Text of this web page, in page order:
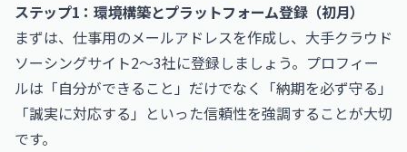
ステップ1：環境構築とプラットフォーム登録（初月）
まずは、仕事用のメールアドレスを作成し、大手クラウド
ソーシングサイト2〜3社に登録しましょう。プロフィー
ルは「自分ができること」だけでなく「納期を必ず守る」
「誠実に対応する」といった信頼性を強調することが大切
です。